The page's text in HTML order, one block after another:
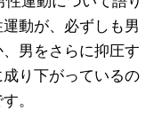
動が、必ずしも男
男をさらに抑圧す
り下がっているの
。